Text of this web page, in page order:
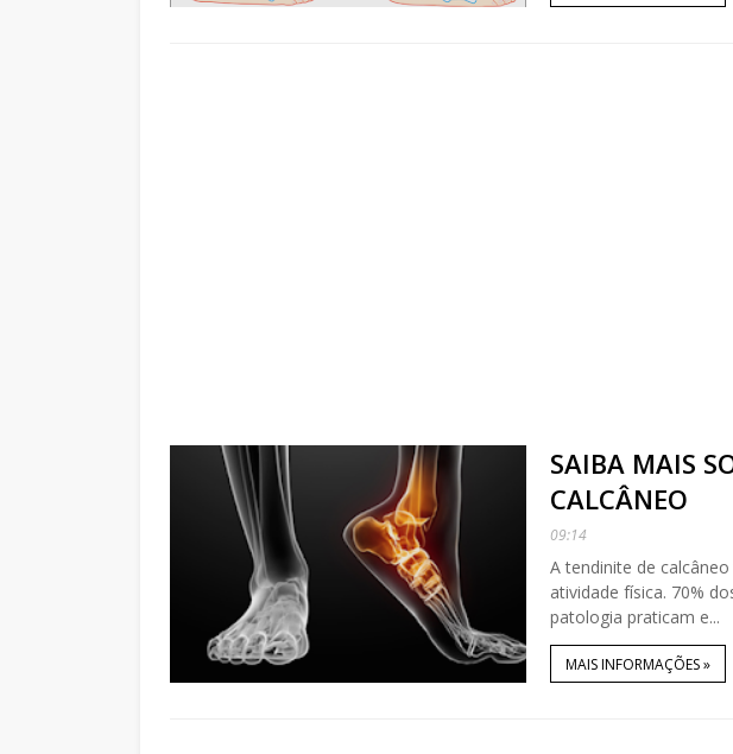
SAIBA MAIS
CALCÂNEO
09:14
A tendinite de
atividade física. 70%
patologia praticam e...
MAIS INFORMAÇÕES »